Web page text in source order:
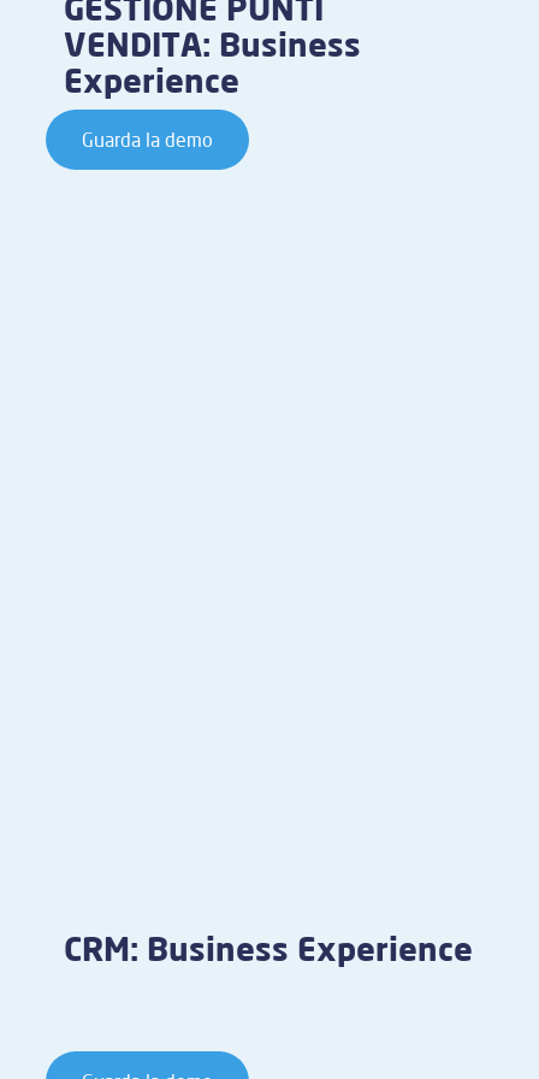
VENDITA: Business
Experience
Guarda la demo
CRM: Business Experience